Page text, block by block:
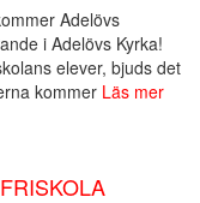
Adelövs
i Adelövs Kyrka!
elever, bjuds det
kommer Läs mer